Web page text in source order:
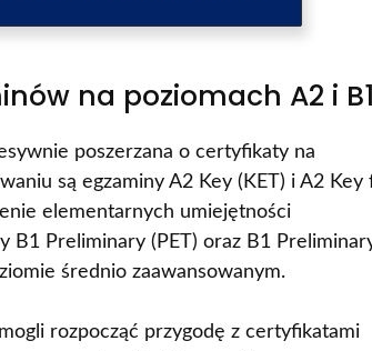
na poziomach A2 i B1
poszerzana o certyfikaty na
są egzaminy A2 Key (KET) i A2 Key
elementarnych umiejętności
B1 Preliminary (PET) oraz B1
średnio zaawansowanym.
rozpocząć przygodę z certyfikatami